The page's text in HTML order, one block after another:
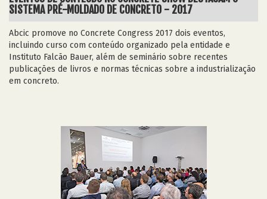
SISTEMA PRÉ-MOLDADO DE CONCRETO - 2017
Abcic promove no Concrete Congress 2017 dois eventos,
incluindo curso com conteúdo organizado pela entidade e
Instituto Falcão Bauer, além de seminário sobre recentes
publicações de livros e normas técnicas sobre a industrialização
em concreto.